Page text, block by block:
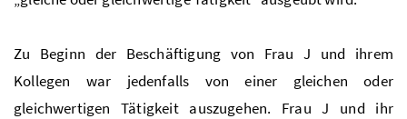
Zu Beginn der Beschäftigung von Frau J und ihrem
Kollegen war jedenfalls von einer gleichen oder
gleichwertigen Tätigkeit auszugehen. Frau J und ihr